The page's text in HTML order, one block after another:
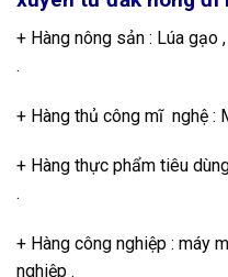
+ Hàng nông sản : Lúa gạo
.
+ Hàng thủ công mĩ nghệ :
+ Hàng thực phẩm tiêu
.
+ Hàng công nghiệp : máy
nghiệp .